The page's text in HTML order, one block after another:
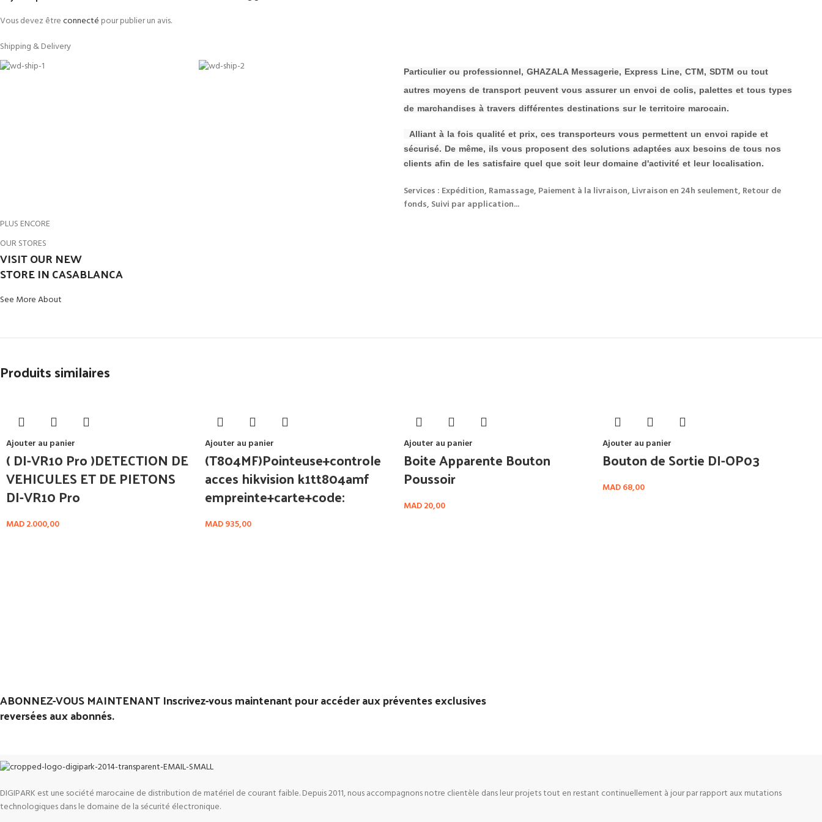
Vous devez êtreconnecté pour publier un avis.
Shipping & Delivery
Particulier ou professionnel, GHAZALA Messagerie, Express Line, CTM, SDTM ou tout
autres moyens de transport peuvent vous assurer un envoi de colis, palettes et tous types
de marchandises à travers différentes destinations sur le territoire marocain.
Alliant à la fois qualité et prix, ces transporteurs vous permettent un envoi rapide et
sécurisé. De même, ils vous proposent des solutions adaptées aux besoins de tous nos
clients afin de les satisfaire quel que soit leur domaine d'activité et leur localisation.
Services : Expédition, Ramassage, Paiement à la livraison, Livraison en 24h seulement, Retour de
fonds, Suivi par application...
PLUS ENCORE
OUR STORES
VISIT OUR NEW
STORE IN CASABLANCA
See More About
Produits similaires
Ajouter au panier
( DI-VR10 Pro )DETECTION DE
VEHICULES ET DE PIETONS
DI-VR10 Pro
MAD2.000,00
Ajouter au panier
(T804MF)Pointeuse+controle
acces hikvision k1tt804amf
empreinte+carte+code:
MAD935,00
Ajouter au panier
Boite Apparente Bouton
Poussoir
MAD20,00
Ajouter au panier
Bouton de Sortie DI-OP03
MAD68,00
ABONNEZ-VOUS MAINTENANT Inscrivez-vous maintenant pour accéder aux préventes exclusives
reversées aux abonnés.
DIGIPARK est une société marocaine de distribution de matériel de courant faible. Depuis 2011, nous accompagnons notre clientèle dans leur projets tout en restant continuellement à jour par rapport aux mutations
technologiques dans le domaine de la sécurité électronique.